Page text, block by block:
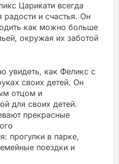
Царикати всегда
и счастья. Он
как можно больше
окружая их заботой
увидеть, как Феликс с
своих детей. Он
отцом и
для своих детей.
прекрасные
прогулки в парке,
поездки и